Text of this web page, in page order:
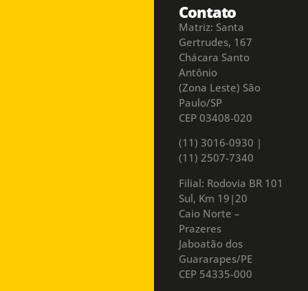
Contato
Matriz: Santa
Gertrudes, 167
Chácara Santo
Antônio
(Zona Leste) São
Paulo/SP
CEP 03408-020
(11) 3016-0930​ |
(11) 2507-7340
Filial: Rodovia BR 101
Sul, Km 19|20
Caio Norte –
Prazeres
Jaboatão dos
Guararapes/PE
CEP 54335-000